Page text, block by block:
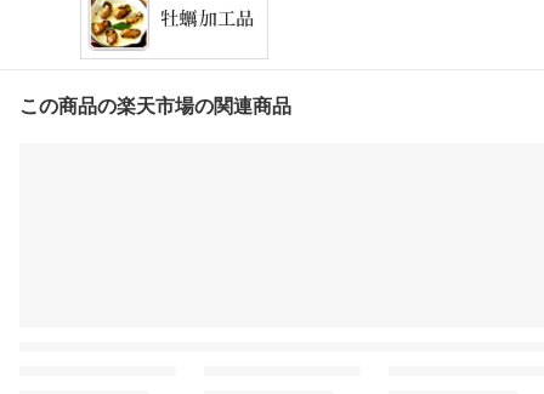
この商品の楽天市場の関連商品